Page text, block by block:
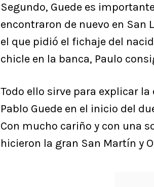
Segundo, Guede es
encontraron de nuevo en San
el que pidió el fichaje del
chicle en la banca, Paulo
Todo ello sirve para explicar
Pablo Guede en el inicio del
Con mucho cariño y con una
hicieron la gran San Martín y